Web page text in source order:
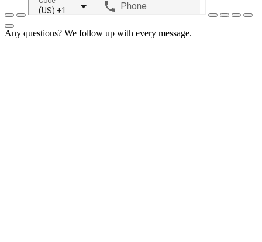
Any questions? We follow up with every message.